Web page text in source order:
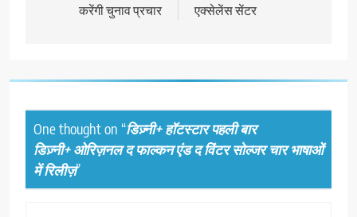
करेंगी चुनाव प्रचार
एक्सेलेंस सेंटर
One thought on “डिज़्नी+ हॉटस्टार पहली बार
डिज़्नी+ ओरिज़नल द फाल्कन एंड द विंटर सोल्जर चार भाषाओं
में रिलीज़”